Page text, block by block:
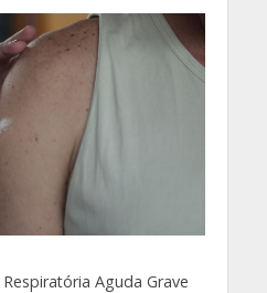
Aguda Grave